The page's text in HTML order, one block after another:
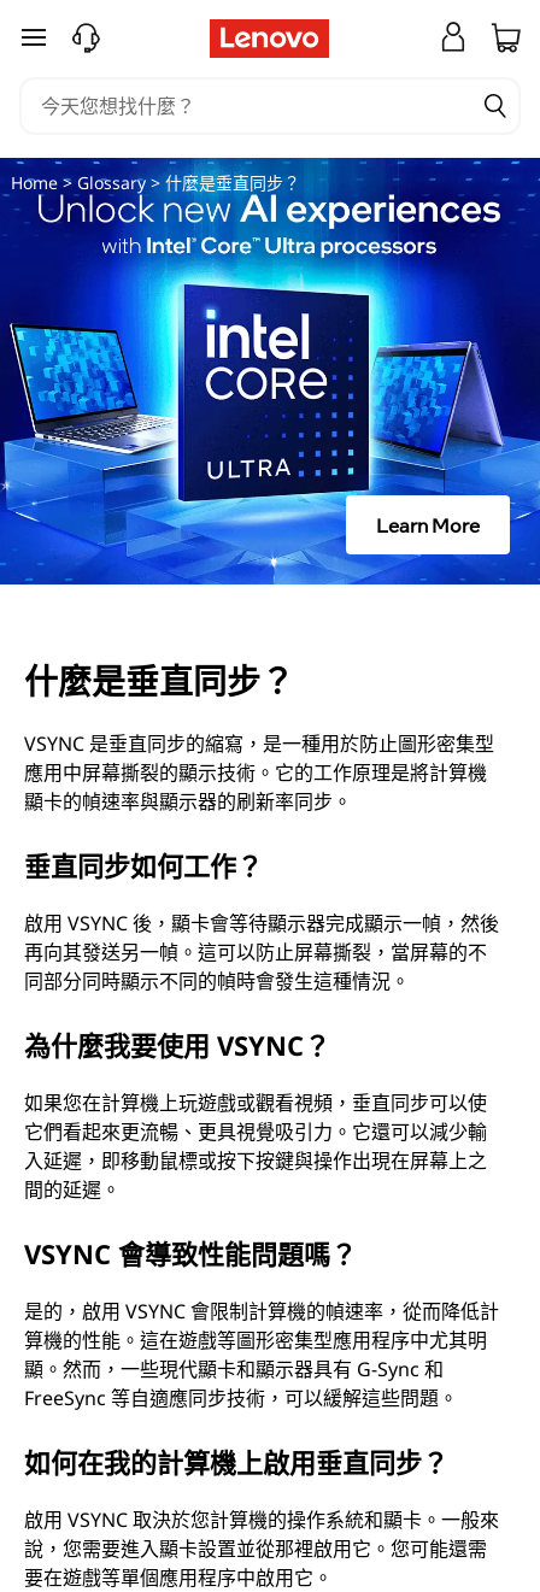
什
垂
直
步
？
跳至主要內容
Home> Glossary> 什麼是垂直同步？
Learn More
什麼是垂直同步？
VSYNC 是垂直同步的縮寫，是一種用於防止圖形密集型
應用中屏幕撕裂的顯示技術。它的工作原理是將計算機
顯卡的幀速率與顯示器的刷新率同步。
垂直同步如何工作？
啟用 VSYNC 後，顯卡會等待顯示器完成顯示一幀，然後
再向其發送另一幀。這可以防止屏幕撕裂，當屏幕的不
同部分同時顯示不同的幀時會發生這種情況。
為什麼我要使用 VSYNC？
如果您在計算機上玩遊戲或觀看視頻，垂直同步可以使
它們看起來更流暢、更具視覺吸引力。它還可以減少輸
入延遲，即移動鼠標或按下按鍵與操作出現在屏幕上之
間的延遲。
VSYNC 會導致性能問題嗎？
是的，啟用 VSYNC 會限制計算機的幀速率，從而降低計
算機的性能。這在遊戲等圖形密集型應用程序中尤其明
顯。然而，一些現代顯卡和顯示器具有 G-Sync 和
FreeSync 等自適應同步技術，可以緩解這些問題。
如何在我的計算機上啟用垂直同步？
啟用 VSYNC 取決於您計算機的操作系統和顯卡。一般來
說，您需要進入顯卡設置並從那裡啟用它。您可能還需
要在遊戲等單個應用程序中啟用它。